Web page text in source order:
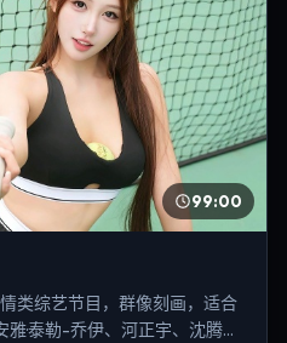
99:00
类综艺节目，群像刻画，适合
·泰勒-乔伊、河正宇、沈腾